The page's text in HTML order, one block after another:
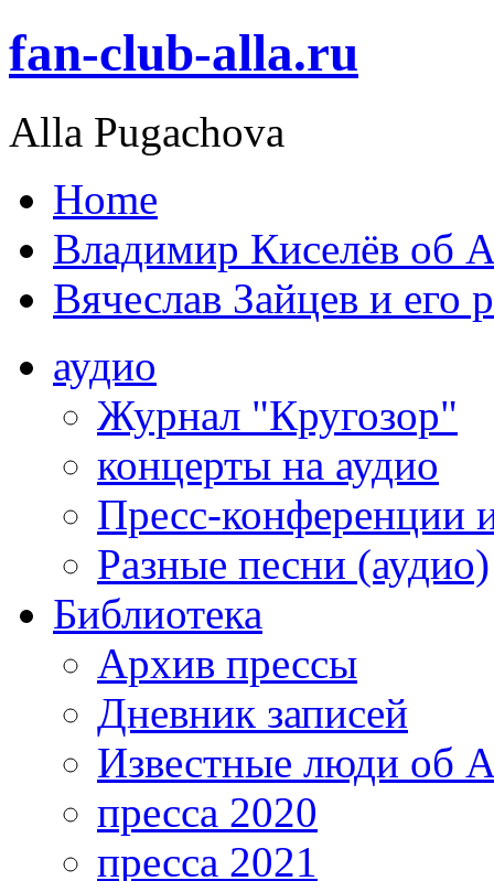
fan-club-alla.ru
Alla Pugachova
Home
Владимир Киселёв об
Вячеслав Зайцев и его
аудио
Журнал "Кругозор"
концерты на аудио
Пресс-конференции
Разные песни (аудио)
Библиотека
Архив прессы
Дневник записей
Известные люди об
пресса 2020
пресса 2021